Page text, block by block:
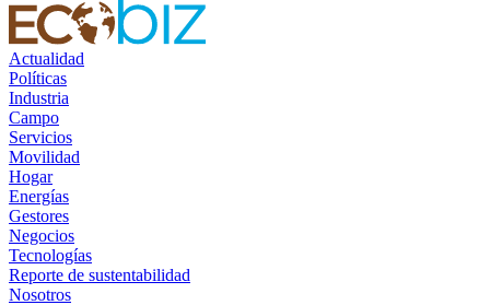
Actualidad
Políticas
Industria
Campo
Servicios
Movilidad
Hogar
Energías
Gestores
Negocios
Tecnologías
Reporte de sustentabilidad
Nosotros